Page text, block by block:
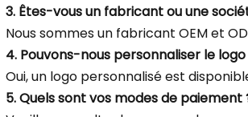
3. Êtes-vous un fabricant ou une
Nous sommes un fabricant OEM et
4. Pouvons-nous personnaliser le
Oui, un logo personnalisé est
5. Quels sont vos modes de paiement